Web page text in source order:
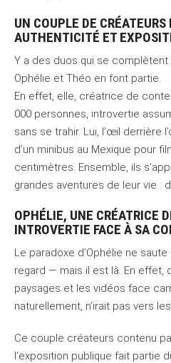
UN COUPLE DE
AUTHENTICITÉ ET
Y a des duos qui se
Ophélie et Théo en font partie.
En effet, elle, créatrice de
000 personnes, introvertie
sans se trahir. Lui, l’œil derrière
d’un minibus au Mexique pour
centimètres. Ensemble, ils
grandes aventures de leur vie :
OPHÉLIE, UNE CRÉATRICE
INTROVERTIE FACE À SA
Le paradoxe d’Ophélie ne
regard — mais il est là. En effet,
paysages et les vidéos face
naturellement, n’irait pas vers
Ce couple créateurs contenu
l’exposition publique fait partie